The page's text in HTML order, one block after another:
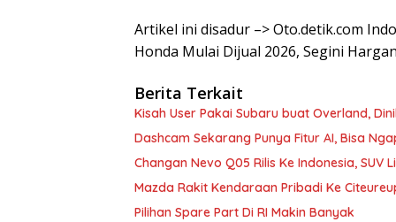
Artikel ini disadur –> Oto.detik.com
Honda Mulai Dijual 2026, Segini
Berita Terkait
Kisah User Pakai Subaru buat Overland,
Dashcam Sekarang Punya Fitur AI, Bisa
Changan Nevo Q05 Rilis Ke Indonesia, SUV
Mazda Rakit Kendaraan Pribadi Ke
Pilihan Spare Part Di RI Makin Banyak